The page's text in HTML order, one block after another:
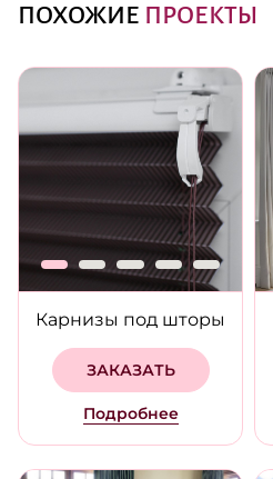
ПОХОЖИЕ ПРОЕКТЫ
Карнизы под шторы
ЗАКАЗАТЬ
Подробнее